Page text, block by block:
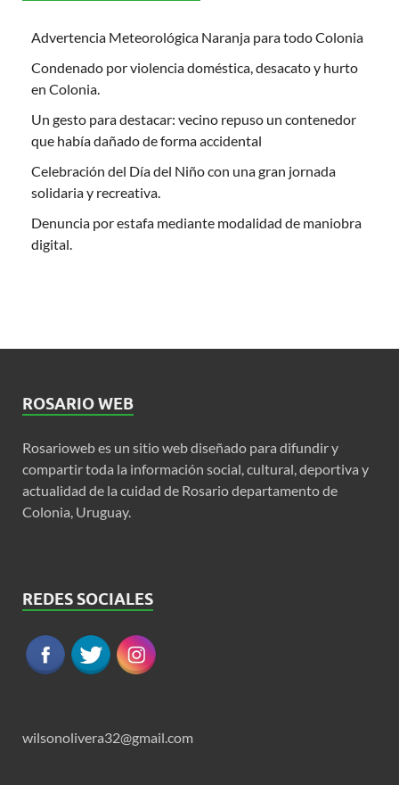
Advertencia Meteorológica Naranja para todo Colonia
Condenado por violencia doméstica, desacato y hurto
en Colonia.
Un gesto para destacar: vecino repuso un contenedor
que había dañado de forma accidental
Celebración del Día del Niño con una gran jornada
solidaria y recreativa.
Denuncia por estafa mediante modalidad de maniobra
digital.
ROSARIO WEB
Rosarioweb es un sitio web diseñado para difundir y
compartir toda la información social, cultural, deportiva y
actualidad de la cuidad de Rosario departamento de
Colonia, Uruguay.
REDES SOCIALES
wilsonolivera32@gmail.com